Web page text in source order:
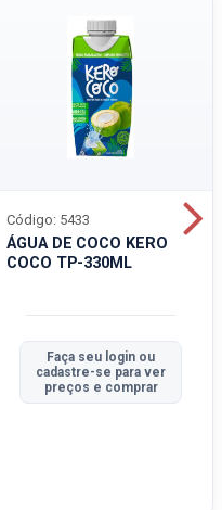
ÁGUA DE COCO KERO
COCO TP-330ML
Código: 5433
Faça seu login ou
cadastre-se para ver
preços e comprar